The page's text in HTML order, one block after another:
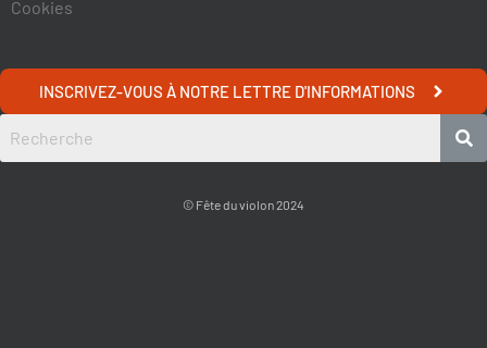
Cookies
INSCRIVEZ-VOUS À NOTRE LETTRE D'INFORMATIONS
© Fête du violon 2024